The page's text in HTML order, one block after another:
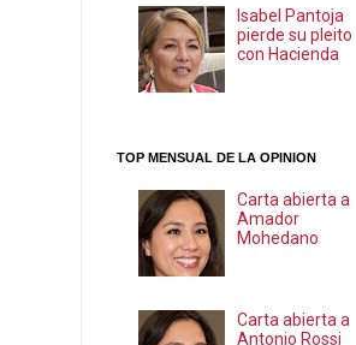
Isabel Pantoja
pierde su pleito
con Hacienda
TOP MENSUAL DE LA OPINION
Carta abierta a
Amador
Mohedano
Carta abierta a
Antonio Rossi